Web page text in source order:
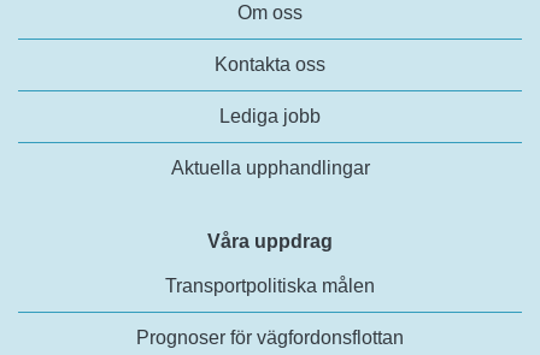
Om oss
Kontakta oss
Lediga jobb
Aktuella upphandlingar
Våra uppdrag
Transportpolitiska målen
Prognoser för vägfordonsflottan